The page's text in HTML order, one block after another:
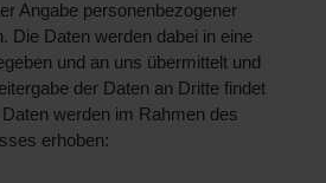
Angabe personenbezogener
Die Daten werden dabei in eine
und an uns übermittelt und
der Daten an Dritte findet
werden im Rahmen des
erhoben: